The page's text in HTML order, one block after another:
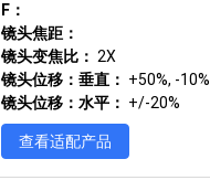
F：
镜头焦距：
镜头变焦比： 2X
镜头位移：垂直： +50%, -10%
镜头位移：水平： +/-20%
查看适配产品